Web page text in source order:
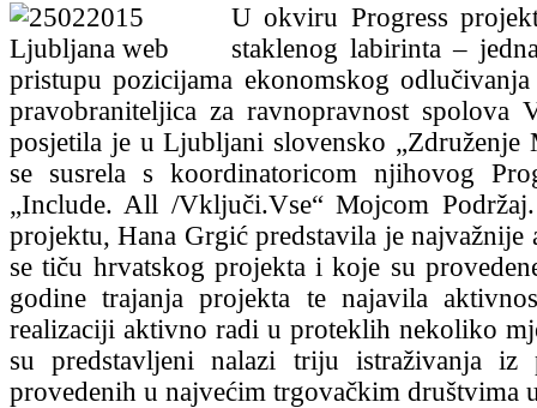
U okviru Progress
staklenog labirinta –
pristupu pozicijama ekonomskog
pravobraniteljica za ravnopravnost spolova
posjetila je u Ljubljani slovensko „Združenje
se susrela s koordinatoricom njihovog
„Include. All /Vključi.Vse“ Mojcom
projektu, Hana Grgić predstavila je najvažnije
se tiču hrvatskog projekta i koje su
godine trajanja projekta te najavila
realizaciji aktivno radi u proteklih nekoliko
su predstavljeni nalazi triju istraživanja iz
provedenih u najvećim trgovačkim društvima